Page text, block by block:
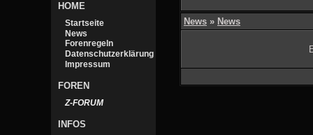
HOME
Startseite
News
Forenregeln
Datenschutzerklärung
Impressum
FOREN
Z-FORUM
INFOS
News » News